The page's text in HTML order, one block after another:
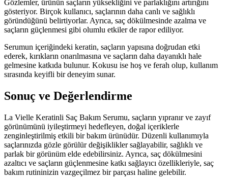
Gözlemler, ürünün saçların yüksekliğini ve parlaklığını artırığını
gösteriyor. Birçok kullanıcı, saçlarının daha canlı ve sağlıklı
göründüğünü belirtiyorlar. Ayrıca, saç dökülmesinde azalma ve
saçların güçlenmesi gibi olumlu etkiler de rapor ediliyor.
Serumun içeriğindeki keratin, saçların yapısına doğrudan etki
ederek, kırıkların onarılmasına ve saçların daha dayanıklı hale
gelmesine katkıda bulunur. Kokusu ise hoş ve ferah olup, kullanım
sırasında keyifli bir deneyim sunar.
Sonuç ve Değerlendirme
La Vielle Keratinli Saç Bakım Serumu, saçların yıpranır ve zayıf
görünümünü iyileştirmeyi hedefleyen, doğal içeriklerle
zenginleştirilmiş etkili bir bakım ürünüdür. Düzenli kullanımıyla
saçlarınızda gözle görülür değişiklikler sağlayabilir, sağlıklı ve
parlak bir görünüm elde edebilirsiniz. Ayrıca, saç dökülmesini
azaltıcı ve saçların güçlenmesine katkı sağlayıcı özellikleriyle, saç
bakım rutininizin vazgeçilmez bir parçası haline gelebilir.